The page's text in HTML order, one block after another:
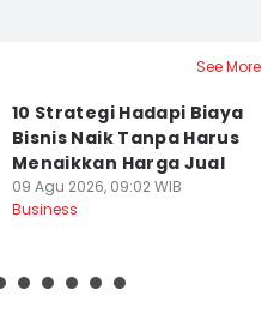
See More
10 Strategi Hadapi Biaya
Bisnis Naik Tanpa Harus
Menaikkan Harga Jual
09 Agu 2026, 09:02 WIB
Business